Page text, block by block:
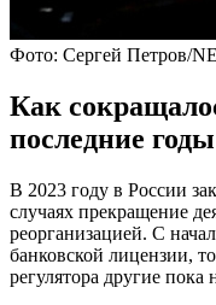
Фото: Сергей Петров/
Как
последние годы
В 2023 году в России
случаях прекращение
реорганизацией. С
банковской лицензии,
регулятора другие пока